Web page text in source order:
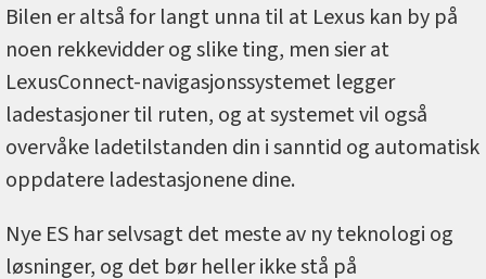
Bilen er altså for langt unna til at Lexus kan by på
noen rekkevidder og slike ting, men sier at
LexusConnect-navigasjonssystemet legger
ladestasjoner til ruten, og at systemet vil også
overvåke ladetilstanden din i sanntid og automatisk
oppdatere ladestasjonene dine.
Nye ES har selvsagt det meste av ny teknologi og
løsninger, og det bør heller ikke stå på